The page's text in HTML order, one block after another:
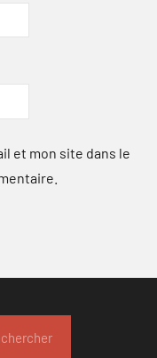
et mon site dans le